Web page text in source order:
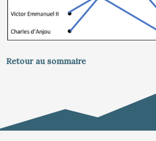
Retour au sommaire